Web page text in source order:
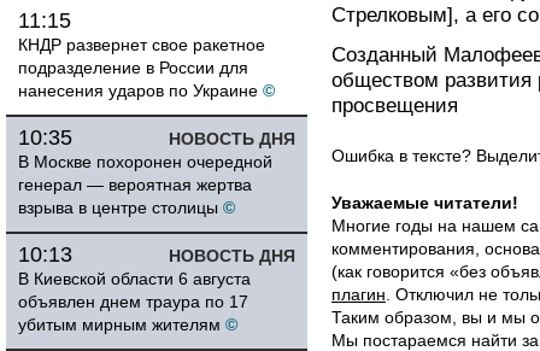
11:15
КНДР развернет свое ракетное
подразделение в России для
нанесения ударов по Украине ©
НОВОСТЬ ДНЯ
10:35
В Москве похоронен очередной
генерал — вероятная жертва
взрыва в центре столицы ©
НОВОСТЬ ДНЯ
10:13
В Киевской области 6 августа
объявлен днем траура по 17
убитым мирным жителям ©
Стрелковым], а его
Созданный
обществом развития
просвещения
Ошибка в тексте?
Уважаемые читатели!
Многие годы на нашем
комментирования,
(как говорится «без
плагин . Отключил не
Таким образом, вы и мы
Мы постараемся найти